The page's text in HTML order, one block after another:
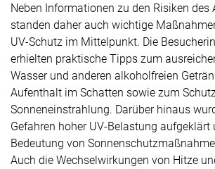
Neben Informationen zu den Risiken
standen daher auch wichtige
UV-Schutz im Mittelpunkt. Die
erhielten praktische Tipps zum
Wasser und anderen alkoholfreien
Aufenthalt im Schatten sowie zum
Sonneneinstrahlung. Darüber hinaus
Gefahren hoher UV-Belastung aufgeklärt
Bedeutung von
Auch die Wechselwirkungen von Hitze